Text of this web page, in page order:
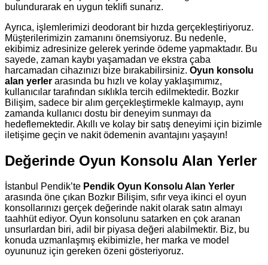
bulundurarak en uygun teklifi sunarız.
Ayrıca, işlemlerimizi deodorant bir hızda gerçekleştiriyoruz.
Müşterilerimizin zamanını önemsiyoruz. Bu nedenle,
ekibimiz adresinize gelerek yerinde ödeme yapmaktadır. Bu
sayede, zaman kaybı yaşamadan ve ekstra çaba
harcamadan cihazınızı bize bırakabilirsiniz. Oyun konsolu
alan yerler arasında bu hızlı ve kolay yaklaşımımız,
kullanıcılar tarafından sıklıkla tercih edilmektedir. Bozkır
Bilişim, sadece bir alım gerçekleştirmekle kalmayıp, aynı
zamanda kullanıcı dostu bir deneyim sunmayı da
hedeflemektedir. Akıllı ve kolay bir satış deneyimi için bizimle
iletişime geçin ve nakit ödemenin avantajını yaşayın!
Değerinde Oyun Konsolu Alan Yerler
İstanbul Pendik’te Pendik Oyun Konsolu Alan Yerler
arasında öne çıkan Bozkır Bilişim, sıfır veya ikinci el oyun
konsollarınızı gerçek değerinde nakit olarak satın almayı
taahhüt ediyor. Oyun konsolunu satarken en çok aranan
unsurlardan biri, adil bir piyasa değeri alabilmektir. Biz, bu
konuda uzmanlaşmış ekibimizle, her marka ve model
oyununuz için gereken özeni gösteriyoruz.